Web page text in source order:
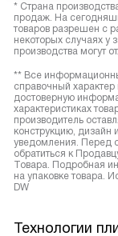
* Страна
продаж. На
товаров разрешен с
некоторых случаях у
производства могут
** Все
справочный
достоверную
характеристиках
производитель
конструкцию, дизайн
уведомления. Перед
обратиться к
Товара. Подробная
на упаковке товара.
DW
Технологии